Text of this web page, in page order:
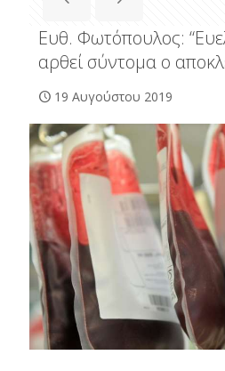
Ευθ. Φωτόπουλος:
αρθεί σύντομα ο
19 Αυγούστου 2019